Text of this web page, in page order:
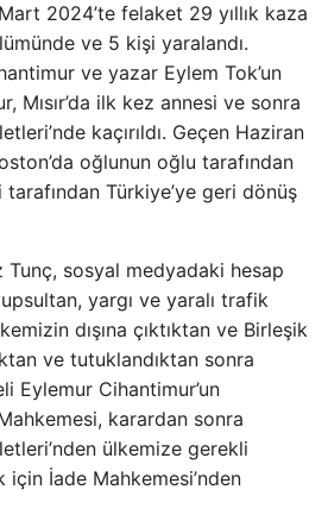
2024’te felaket 29 yıllık kaza
ve 5 kişi yaralandı.
ve yazar Eylem Tok’un
Mısır’da ilk kez annesi ve sonra
kaçırıldı. Geçen Haziran
oğlunun oğlu tarafından
Türkiye’ye geri dönüş
Tunç, sosyal medyadaki hesap
yargı ve yaralı trafik
dışına çıktıktan ve Birleşik
ve tutuklandıktan sonra
Eylemur Cihantimur’un
karardan sonra
ülkemize gerekli
İade Mahkemesi’nden